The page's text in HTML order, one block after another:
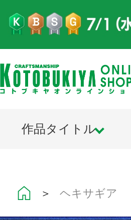
作品タイトル
＞ ヘキサギア